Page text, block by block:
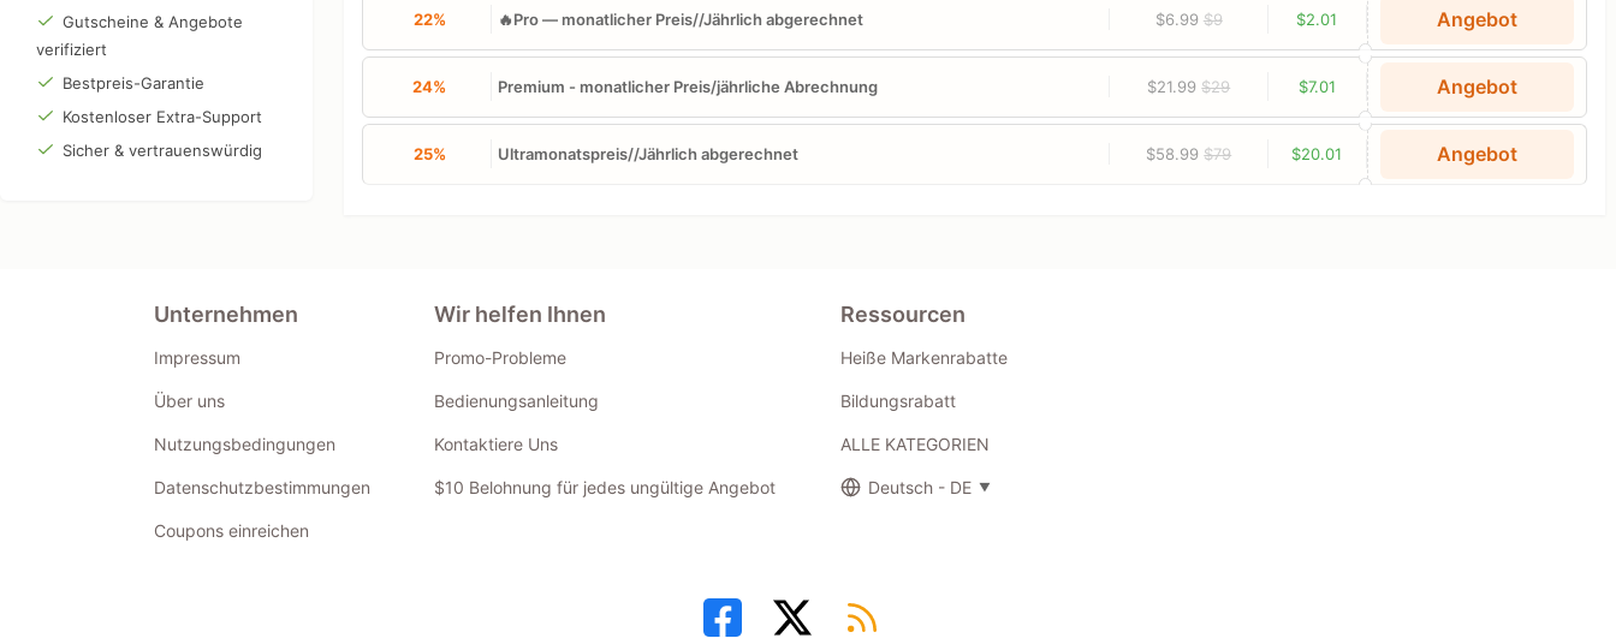
Gutscheine & Angebote
verifiziert
Bestpreis-Garantie
Kostenloser Extra-Support
Sicher & vertrauenswürdig
22% 🔥Pro — monatlicher Preis//Jährlich abgerechnet $6.99 $9 $2.01 Angebot
24% Premium - monatlicher Preis/jährliche Abrechnung $21.99$29 $7.01 Angebot
25% Ultramonatspreis//Jährlich abgerechnet $58.99$79 $20.01 Angebot
Unternehmen
Impressum
Über uns
Nutzungsbedingungen
Datenschutzbestimmungen
Coupons einreichen
Wir helfen Ihnen
Promo-Probleme
Bedienungsanleitung
Kontaktiere Uns
$10 Belohnung für jedes ungültige Angebot
Ressourcen
Heiße Markenrabatte
Bildungsrabatt
ALLE KATEGORIEN
Deutsch - DE